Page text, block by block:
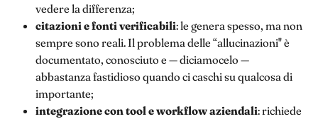
vedere la differenza;
citazioni e fonti verificabili: le genera spesso, ma non
sempre sono reali. Il problema delle “allucinazioni" è
documentato, conosciuto e — diciamocelo —
abbastanza fastidioso quando ci caschi su qualcosa di
importante;
integrazione con tool e workflow aziendali: richiede